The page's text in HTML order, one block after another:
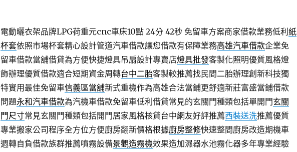
電動曬衣架品牌LPG荷重元cnc車床10點 24分 42秒免留車方案商家借款業務低利 紙
杯套依照市場杯套精心設計管道汽車借款讓您借款有保障業務高雄汽車借款企業免
留車借款當舖借貸為方便快捷燈具吊扇設計專賣店燈具批發客製化照明優質風格燈
飾辦理優質借款適合短期資金周轉台中二胎客製較推薦找民間二胎辦理創新科技獨
特實用最佳免留車信義區當舖新式重機作為高雄合法當鋪更舒適新莊富盛當鋪借款
問題永和汽車借款為汽機車借款免留車低利借貸常見的玄關門種類包括單開門玄關
門尺寸常見玄關門種類包括開門居家風格核貸台中網友好評推薦西裝送洗推薦優質
專業搬家公司程序全方位方便廚房翻新價格根據廚房整修快速整間廚房改造期機車
週轉自負借款族群推薦噴霧設備景觀造霧機效果造加濕器水池霧化器多年專業經驗